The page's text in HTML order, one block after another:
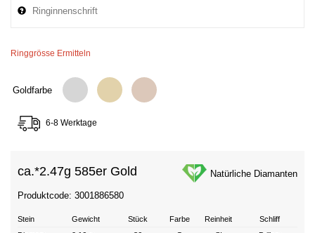
Ringgrösse Ermitteln
Goldfarbe
6-8 Werktage
ca.*2.47g 585er Gold Natürliche Diamanten
Produktcode: 3001886580
Stein Gewicht Stück Farbe Reinheit
Schliff